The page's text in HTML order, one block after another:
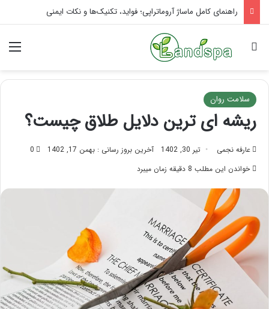
تاثیر ماساژ بر افسردگی؛ با ماساژ درمانی افسردگی را درمان کنید!
جستجو برای
سلامت روان
ریشه ای ترین دلایل طلاق چیست؟
عارفه نجمی تیر 30, 1402 آخرین بروز رسانی : بهمن 17, 1402
0
خواندن این مطلب 8 دقیقه زمان میبرد